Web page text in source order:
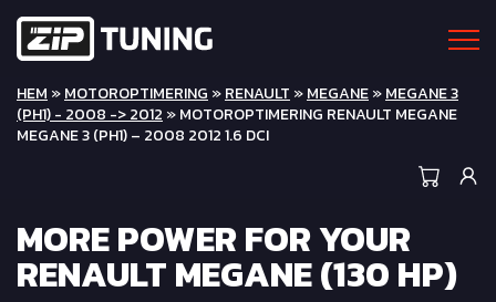
HEM »MOTOROPTIMERING »RENAULT »MEGANE»MEGANE 3
(PH1) - 2008 -> 2012 » MOTOROPTIMERING RENAULT MEGANE
MEGANE 3 (PH1) – 2008 2012 1.6 DCI
MORE POWER FOR YOUR
RENAULT MEGANE (130 HP)